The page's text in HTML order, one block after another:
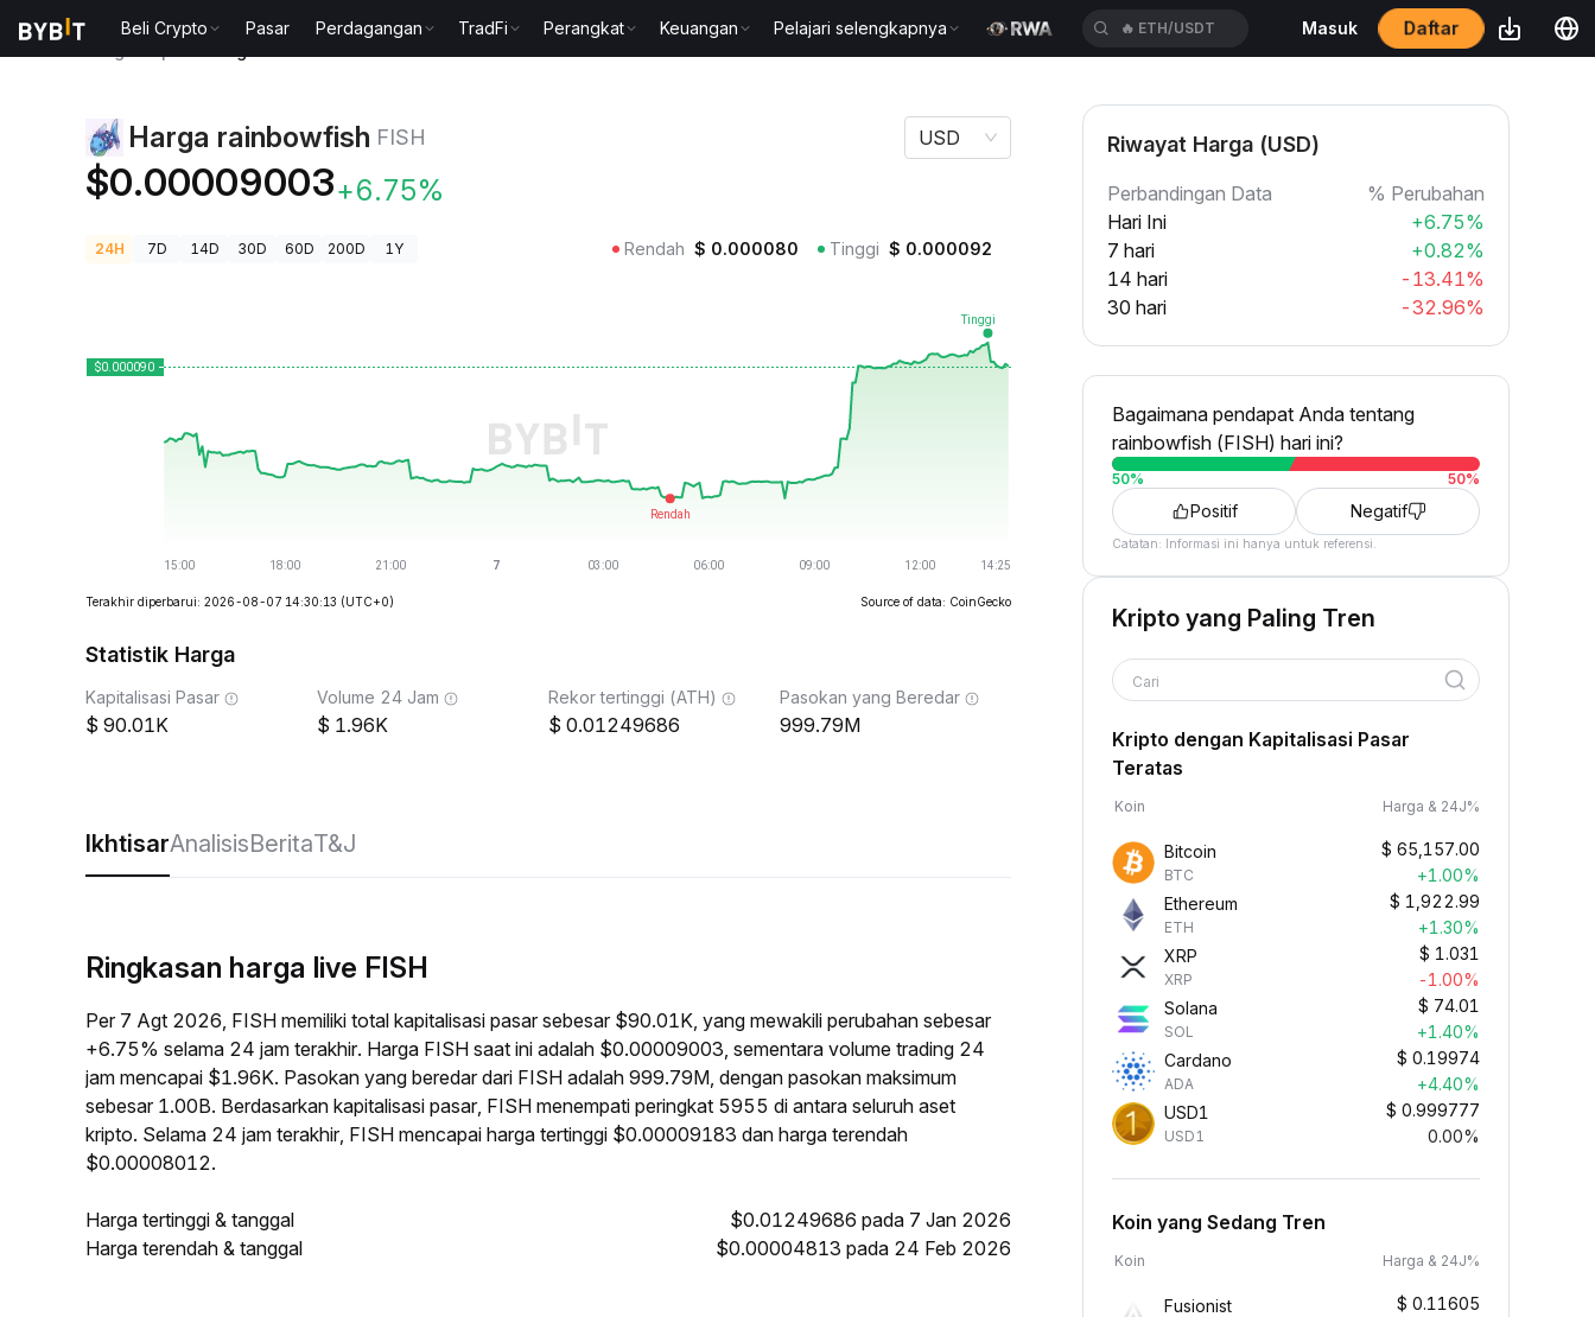
Beli Crypto Pasar Perdagangan TradFi Perangkat Keuangan Pelajari selengkapnya Masuk Daftar
Harga rainbowfish FISH
$0.00009003+6.75%
USD
24H 7D 14D 30D 60D 200D 1Y Rendah $ 0.000080 Tinggi $ 0.000092
Terakhir diperbarui: 2026-08-07 14:30:13 (UTC+0) Source of data: CoinGecko
Statistik Harga
Kapitalisasi Pasar
90.01K
Volume 24 Jam
1.96K
Rekor tertinggi (ATH)
0.01249686
Pasokan yang Beredar
999.79M
IkhtisarAnalisisBeritaT&J
Ringkasan harga live FISH
Per 7 Agt 2026, FISH memiliki total kapitalisasi pasar sebesar $90.01K, yang mewakili perubahan sebesar
+6.75% selama 24 jam terakhir. Harga FISH saat ini adalah $0.00009003, sementara volume trading 24
jam mencapai $1.96K. Pasokan yang beredar dari FISH adalah 999.79M, dengan pasokan maksimum
sebesar 1.00B. Berdasarkan kapitalisasi pasar, FISH menempati peringkat 5955 di antara seluruh aset
kripto. Selama 24 jam terakhir, FISH mencapai harga tertinggi $0.00009183 dan harga terendah
$0.00008012.
Harga tertinggi & tanggal
$0.01249686 pada 7 Jan 2026
Harga terendah & tanggal
$0.00004813 pada 24 Feb 2026
Riwayat Harga (USD)
Perbandingan Data
% Perubahan
Hari Ini
+6.75%
7 hari
+0.82%
14 hari
-13.41%
30 hari
-32.96%
Bagaimana pendapat Anda tentang
rainbowfish (FISH) hari ini?
50% 50%
Positif Negatif
Catatan: Informasi ini hanya untuk referensi.
Kripto yang Paling Tren
Cari
Kripto dengan Kapitalisasi Pasar
Teratas
Koin Harga & 24J%
Bitcoin
BTC
$ 65,157.00
+1.00%
Ethereum
ETH
$ 1,922.99
+1.30%
XRP
XRP
$ 1.031
-1.00%
Solana
SOL
$ 74.01
+1.40%
Cardano
ADA
$ 0.19974
+4.40%
USD1
USD1
$ 0.999777
0.00%
Koin yang Sedang Tren
Koin Harga & 24J%
Fusionist $ 0.11605